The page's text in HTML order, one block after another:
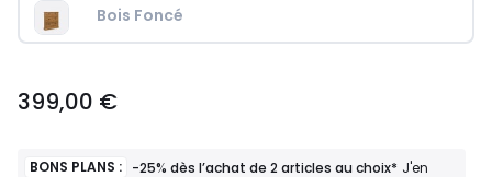
Bois Foncé
€.
399,00 €
BONS PLANS : -25% dès l’achat de 2 articles au choix* J'en